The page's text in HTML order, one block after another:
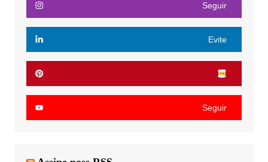
Seguir
Evite
Seguir